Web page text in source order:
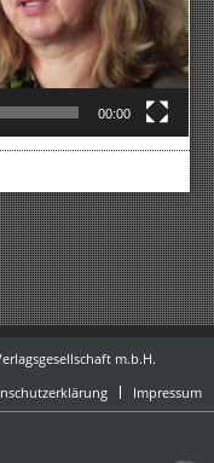
00:00
m.b.H.
Impressum